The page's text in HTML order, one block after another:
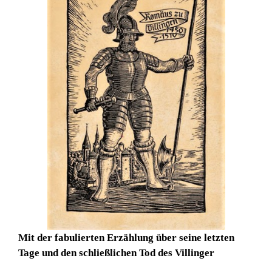
Mit der fabulierten Erzählung über seine letzten
Tage und den schließlichen Tod des Villinger